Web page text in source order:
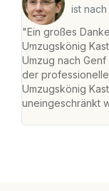
ist
"Ein großes
Umzugskönig
Umzug nach
der
Umzugskönig
uneingeschränkt